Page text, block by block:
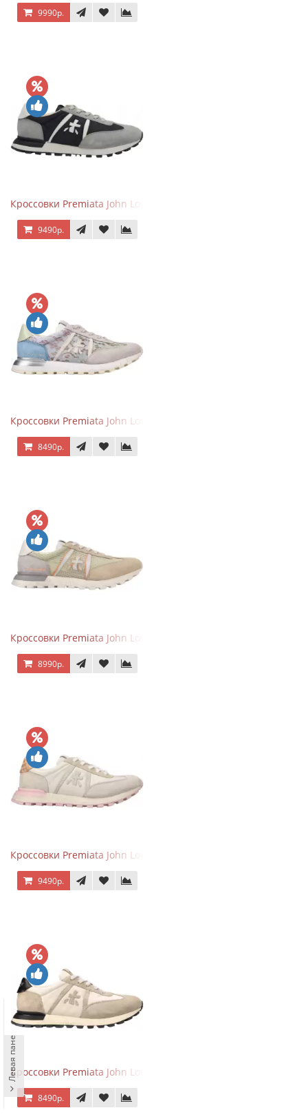
9990р.
Кроссовки Premiata John Low Grey Black
9490р.
Кроссовки Premiata John Low Lace Blue Beige
8490р.
Кроссовки Premiata John Low Sand
8990р.
Кроссовки Premiata John Low Sand Gray
9490р.
Кроссовки Premiata John Low Sand Light Brown
8490р.
Левая панель